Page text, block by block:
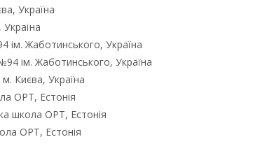
Україна
ім. Жаботинського, Україна
ім. Жаботинського, Україна
Києва, Україна
ОРТ, Естонія
школа ОРТ, Естонія
ОРТ, Естонія